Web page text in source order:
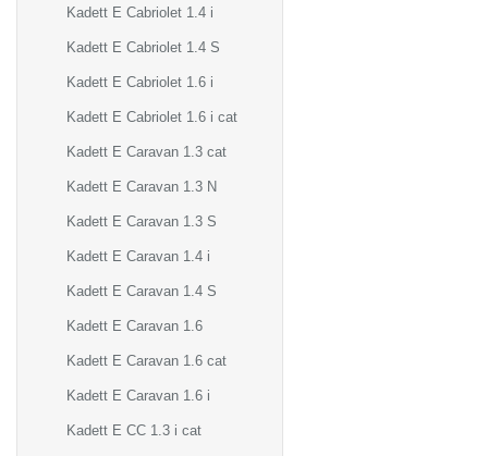
Kadett E Cabriolet 1.4 i
Kadett E Cabriolet 1.4 S
Kadett E Cabriolet 1.6 i
Kadett E Cabriolet 1.6 i cat
Kadett E Caravan 1.3 cat
Kadett E Caravan 1.3 N
Kadett E Caravan 1.3 S
Kadett E Caravan 1.4 i
Kadett E Caravan 1.4 S
Kadett E Caravan 1.6
Kadett E Caravan 1.6 cat
Kadett E Caravan 1.6 i
Kadett E CC 1.3 i cat